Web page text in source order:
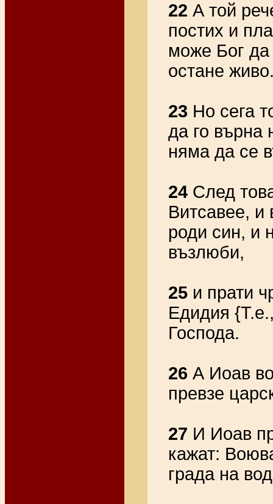
22 А той
постих и
може Бог да
остане
23 Но сега
да го върна
няма да се
24 След
Витсавее, и
роди син, и
възлюби,
25 и прати
Едидия
Господа.
26 А Иоав
превзе
27 И Иоав
кажат:
града на